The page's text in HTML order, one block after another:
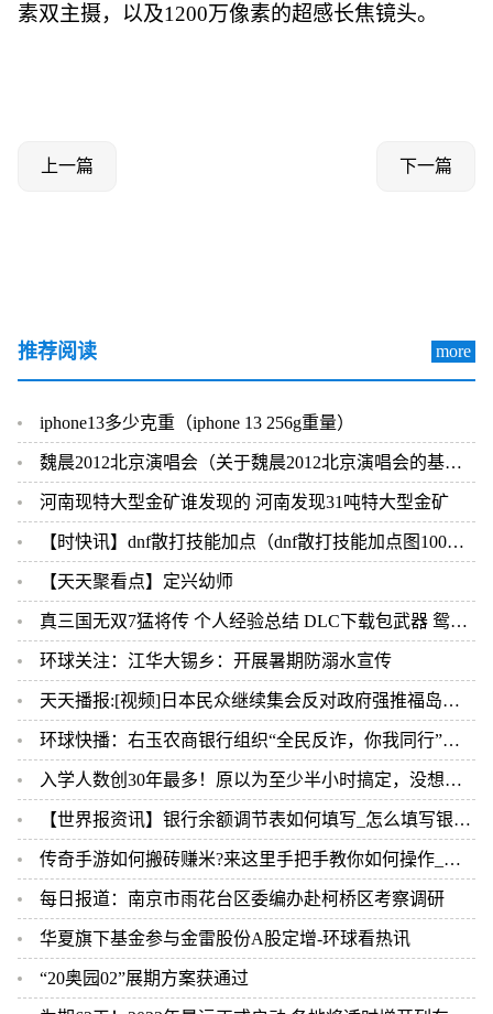
素双主摄，以及1200万像素的超感长焦镜头。
上一篇 下一篇
推荐阅读 more
iphone13多少克重（iphone 13 256g重量）
魏晨2012北京演唱会（关于魏晨2012北京演唱会的基本详情介绍）
河南现特大型金矿谁发现的 河南发现31吨特大型金矿
【时快讯】dnf散打技能加点（dnf散打技能加点图100级）
【天天聚看点】定兴幼师
真三国无双7猛将传 个人经验总结 DLC下载包武器 鸳鸯钺
环球关注：江华大锡乡：开展暑期防溺水宣传
天天播报:[视频]日本民众继续集会反对政府强推福岛核污染水排海
环球快播：右玉农商银行组织“全民反诈，你我同行”主题宣传活动
入学人数创30年最多！原以为至少半小时搞定，没想到……小学新生入学今天现场核验，很多家长直呼太意外 今热点
【世界报资讯】银行余额调节表如何填写_怎么填写银行余额调节表
传奇手游如何搬砖赚米?来这里手把手教你如何操作_当前速看
每日报道：南京市雨花台区委编办赴柯桥区考察调研
华夏旗下基金参与金雷股份A股定增-环球看热讯
“20奥园02”展期方案获通过